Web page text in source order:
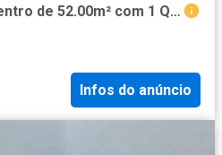
Casa para alugar em Centro de 52.00m² com 1 Quarto
Infos do anúncio